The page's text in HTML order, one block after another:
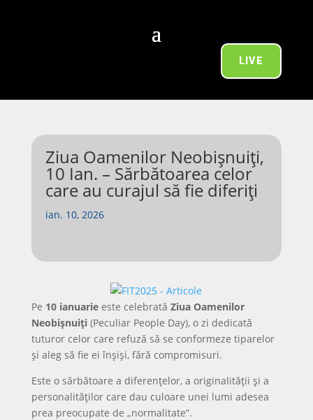
LIVE
Ziua Oamenilor Neobișnuiți,
10 Ian. – Sărbătoarea celor
care au curajul să fie diferiți
ian. 10, 2026
Pe 10 ianuarieeste celebrată Ziua Oamenilor
Neobișnuiți(Peculiar People Day), o zi dedicată
tuturor celor care refuză să se conformeze tiparelor
și aleg să fie ei înșiși, fără compromisuri.
Este o sărbătoare a diferențelor, a originalității și a
personalităților care dau culoare unei lumi adesea
prea preocupate de „normalitate”.